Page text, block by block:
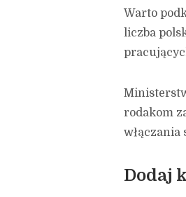
Warto
liczba
rodakom
włączania
Dodaj